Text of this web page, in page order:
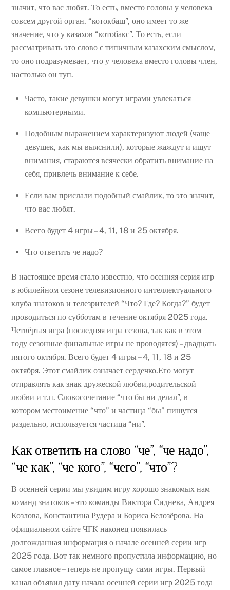
значит, что вас любят. То есть, вместо головы у человека
совсем другой орган. “котокбаш”, оно имеет то же
значение, что у казахов “котобакс”. То есть, если
рассматривать это слово с типичным казахским смыслом,
то оно подразумевает, что у человека вместо головы член,
настолько он туп.
Часто, такие девушки могут играми увлекаться
компьютерными.
Подобным выражением характеризуют людей (чаще
девушек, как мы выяснили), которые жаждут и ищут
внимания, стараются всячески обратить внимание на
себя, привлечь внимание к себе.
Если вам прислали подобный смайлик, то это значит,
что вас любят.
Всего будет 4 игры – 4, 11, 18 и 25 октября.
Что ответить че надо?
В настоящее время стало известно, что осенняя серия игр
в юбилейном сезоне телевизионного интеллектуального
клуба знатоков и телезрителей “Что? Где? Когда?” будет
проводиться по субботам в течение октября 2025 года.
Четвёртая игра (последняя игра сезона, так как в этом
году сезонные финальные игры не проводятся) – двадцать
пятого октября. Всего будет 4 игры – 4, 11, 18 и 25
октября. Этот смайлик означает сердечко.Его могут
отправлять как знак дружеской любви,родительской
любви и т.п. Словосочетание “что бы ни делал”, в
котором местоимение “что” и частица “бы” пишутся
раздельно, используется частица “ни”.
Как ответить на слово “че”, “че надо”,
“че как”, “че кого”, “чего”, “что”?
В осенней серии мы увидим игру хорошо знакомых нам
команд знатоков – это команды Виктора Сиднева, Андрея
Козлова, Константина Рудера и Бориса Белозёрова. На
официальном сайте ЧГК наконец появилась
долгожданная информация о начале осенней серии игр
2025 года. Вот так немного пропустила информацию, но
самое главное – теперь не пропущу сами игры. Первый
канал объявил дату начала осенней серии игр 2025 года